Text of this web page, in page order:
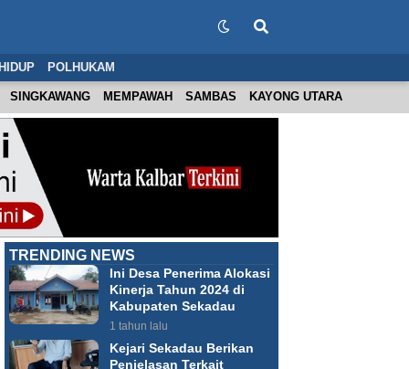
POLHUKAM
SINGKAWANG MEMPAWAH SAMBAS KAYONG UTARA
TRENDING NEWS
Ini Desa Penerima Alokasi
Kinerja Tahun 2024 di
Kabupaten Sekadau
1 tahun lalu
Kejari Sekadau Berikan
Penjelasan Terkait